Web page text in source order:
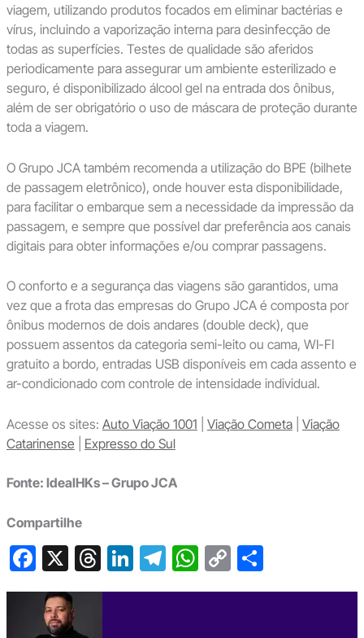
viagem, utilizando produtos focados em eliminar bactérias e
vírus, incluindo a vaporização interna para desinfecção de
todas as superfícies. Testes de qualidade são aferidos
periodicamente para assegurar um ambiente esterilizado e
seguro, é disponibilizado álcool gel na entrada dos ônibus,
além de ser obrigatório o uso de máscara de proteção durante
toda a viagem.
O Grupo JCA também recomenda a utilização do BPE (bilhete
de passagem eletrônico), onde houver esta disponibilidade,
para facilitar o embarque sem a necessidade da impressão da
passagem, e sempre que possível dar preferência aos canais
digitais para obter informações e/ou comprar passagens.
O conforto e a segurança das viagens são garantidos, uma
vez que a frota das empresas do Grupo JCA é composta por
ônibus modernos de dois andares (double deck), que
possuem assentos da categoria semi-leito ou cama, WI-FI
gratuito a bordo, entradas USB disponíveis em cada assento e
ar-condicionado com controle de intensidade individual.
Acesse os sites: Auto Viação 1001 Viação Cometa| Viação
Catarinense
Expresso do Sul
Fonte: IdealHKs – Grupo JCA
Compartilhe
F
a
c
X T
hr
Li
n
T
el
W
h
C
o
S
h